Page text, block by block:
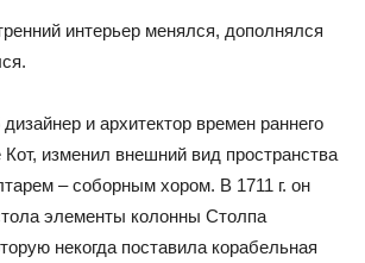
интерьер менялся, дополнялся
и архитектор времен раннего
Кот, изменил внешний вид пространства
– соборным хором. В 1711 г. он
элементы колонны Столпа
некогда поставила корабельная